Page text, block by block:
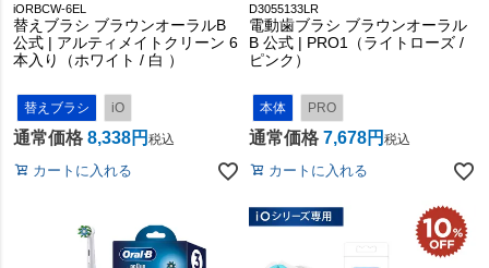
iORBCW-6EL
替えブラシ ブラウンオーラルB
公式 | アルティメイトクリーン 6
本入り（ホワイト / 白 ）
替えブラシ iO
通常価格 8,338 税込
カートに入れる
D3055133LR
電動歯ブラシ ブラウンオーラル
B 公式 | PRO1（ライトローズ /
ピンク）
本体 PRO
通常価格 7,678 税込
カートに入れる